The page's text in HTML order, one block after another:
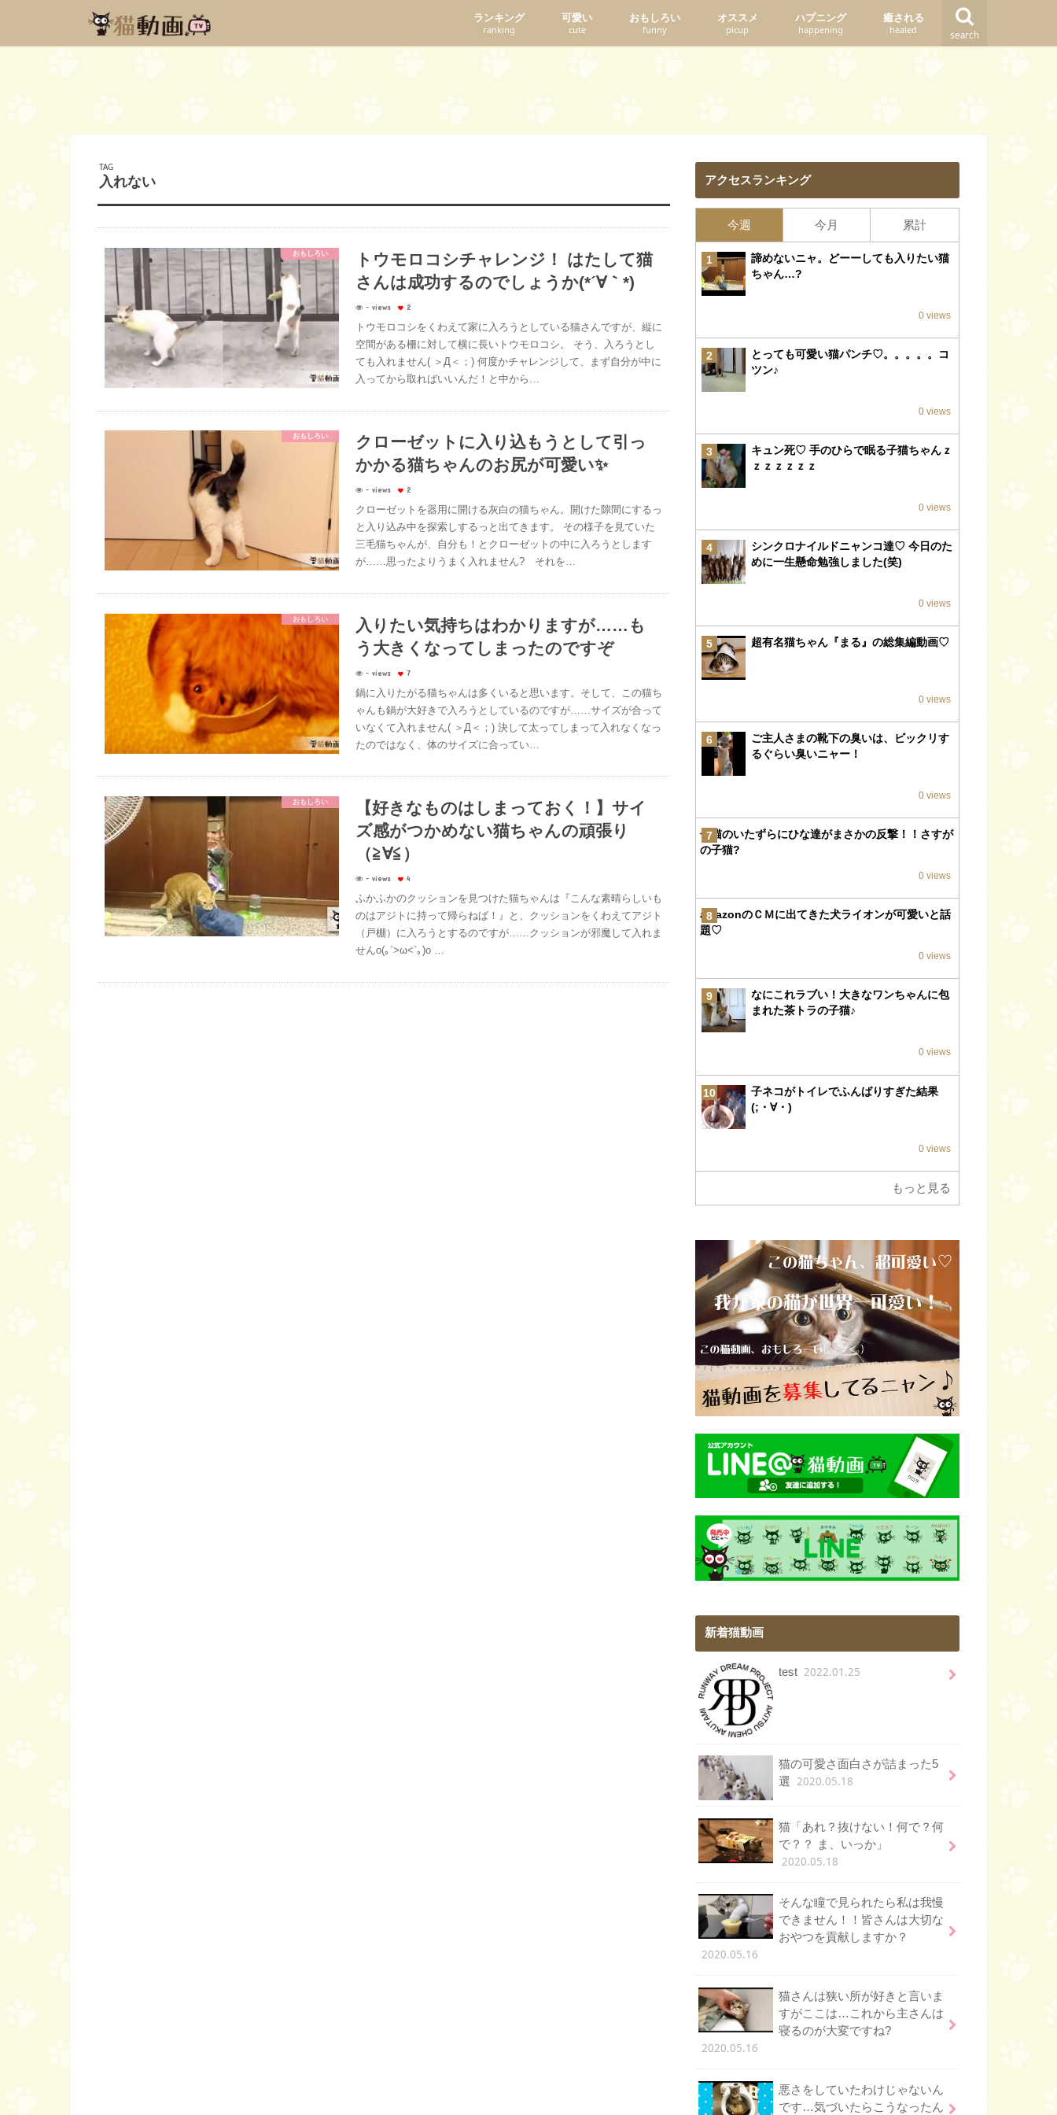
search
ランキング
ranking
可愛い
cute
おもしろい
funny
オススメ
picup
ハプニング
happening
癒される
healed
TAG
入れない
おもしろい
トウモロコシチャレンジ！ はたして猫
さんは成功するのでしょうか(*´∀｀*)
- views 2
トウモロコシをくわえて家に入ろうとしている猫さんですが、縦に
空間がある柵に対して横に長いトウモロコシ。 そう、入ろうとし
ても入れません( ＞Д＜；) 何度かチャレンジして、まず自分が中に
入ってから取ればいいんだ！と中から…
おもしろい
クローゼットに入り込もうとして引っ
かかる猫ちゃんのお尻が可愛い✨
- views 2
クローゼットを器用に開ける灰白の猫ちゃん。開けた隙間にするっ
と入り込み中を探索しするっと出てきます。 その様子を見ていた
三毛猫ちゃんが、自分も！とクローゼットの中に入ろうとします
が……思ったよりうまく入れません? それを…
おもしろい
入りたい気持ちはわかりますが……も
う大きくなってしまったのですぞ
- views 7
鍋に入りたがる猫ちゃんは多くいると思います。そして、この猫ち
ゃんも鍋が大好きで入ろうとしているのですが……サイズが合って
いなくて入れません( ＞Д＜；) 決して太ってしまって入れなくなっ
たのではなく、体のサイズに合ってい…
おもしろい
【好きなものはしまっておく！】サイ
ズ感がつかめない猫ちゃんの頑張り
（≧∀≦）
- views 4
ふかふかのクッションを見つけた猫ちゃんは『こんな素晴らしいも
のはアジトに持って帰らねば！』と、クッションをくわえてアジト
（戸棚）に入ろうとするのですが……クッションが邪魔して入れま
せんo(｡´>ω<`｡)o …
アクセスランキング
今週 今月 累計
1
諦めないニャ。どーーしても入りたい猫
ちゃん…?
0 views
2
とっても可愛い猫パンチ♡。。。。。コ
ツン♪
0 views
3
キュン死♡ 手のひらで眠る子猫ちゃんｚ
ｚｚｚｚｚｚ
0 views
4
シンクロナイルドニャンコ達♡ 今日のた
めに一生懸命勉強しました(笑)
0 views
5 超有名猫ちゃん『まる』の総集編動画♡
0 views
6
ご主人さまの靴下の臭いは、ビックリす
るぐらい臭いニャー！
0 views
7
子猫のいたずらにひな達がまさかの反撃！！さすが
の子猫?
0 views
8
amazonのＣＭに出てきた犬ライオンが可愛いと話
題♡
0 views
9
なにこれラブい！大きなワンちゃんに包
まれた茶トラの子猫♪
0 views
10
子ネコがトイレでふんばりすぎた結果
(;・∀・)
0 views
もっと見る
新着猫動画
test 2022.01.25
猫の可愛さ面白さが詰まった5
選 2020.05.18
猫「あれ？抜けない！何で？何
で？？ ま、いっか」
2020.05.18
そんな瞳で見られたら私は我慢
できません！！皆さんは大切な
おやつを貢献しますか？
2020.05.16
猫さんは狭い所が好きと言いま
すがここは…これから主さんは
寝るのが大変ですね?
2020.05.16
悪さをしていたわけじゃないん
です…気づいたらこうなったん